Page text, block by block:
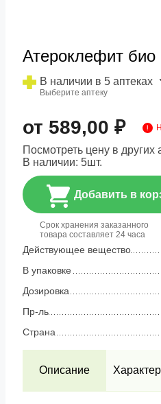
Атероклефит био
В наличии в 5 аптеках
Выберите аптеку
от 589,00 ₽
Посмотреть цену в других
В наличии: 5шт.
Добавить в
Срок хранения заказанного
товара составляет 24 часа
Действующее вещество
В упаковке
Дозировка
Пр-ль
Страна
Описание